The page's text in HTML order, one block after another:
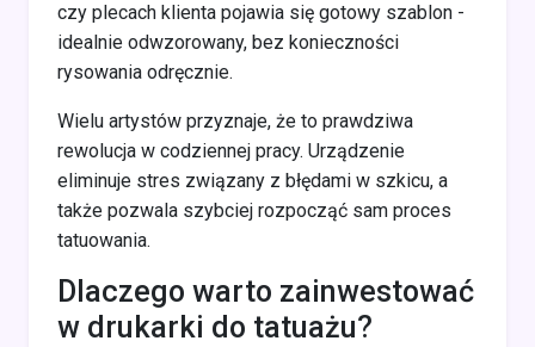
czy plecach klienta pojawia się gotowy szablon -
idealnie odwzorowany, bez konieczności
rysowania odręcznie.
Wielu artystów przyznaje, że to prawdziwa
rewolucja w codziennej pracy. Urządzenie
eliminuje stres związany z błędami w szkicu, a
także pozwala szybciej rozpocząć sam proces
tatuowania.
Dlaczego warto zainwestować
w drukarki do tatuażu?